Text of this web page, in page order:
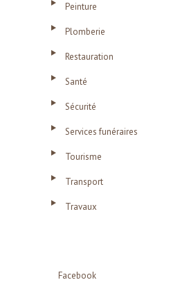
Peinture
Plomberie
Restauration
Santé
Sécurité
Services funéraires
Tourisme
Transport
Travaux
Facebook